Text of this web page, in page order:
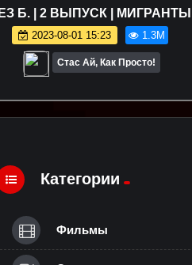
Б. | 2 ВЫПУСК | МИГРАНТЫ
2023-08-01 15:23 1.3M
Стас Ай, Как Просто!
Категории
Фильмы